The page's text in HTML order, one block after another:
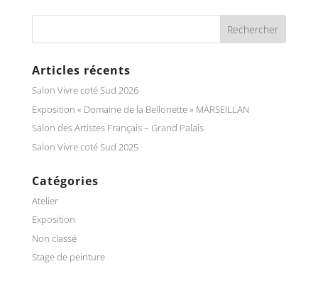
Articles récents
Salon Vivre coté Sud 2026
Exposition « Domaine de la Bellonette » MARSEILLAN
Salon des Artistes Français – Grand Palais
Salon Vivre coté Sud 2025
Catégories
Atelier
Exposition
Non classé
Stage de peinture